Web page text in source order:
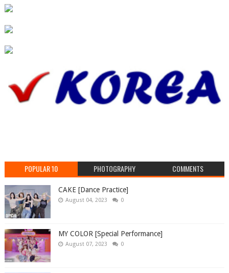
POPULAR 10 PHOTOGRAPHY COMMENTS
CAKE [Dance Practice]
August 04, 2023 0
MY COLOR [Special Performance]
August 07, 2023 0